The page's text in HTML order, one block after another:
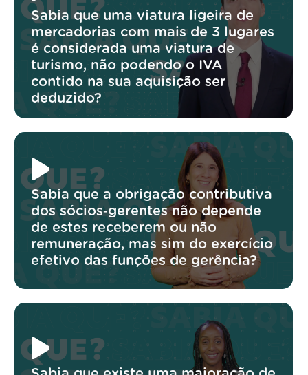
Sabia que uma viatura ligeira de
mercadorias com mais de 3 lugares
é considerada uma viatura de
turismo, não podendo o IVA
contido na sua aquisição ser
deduzido?
Sabia que a obrigação contributiva
dos sócios‑gerentes não depende
de estes receberem ou não
remuneração, mas sim do exercício
efetivo das funções de gerência?